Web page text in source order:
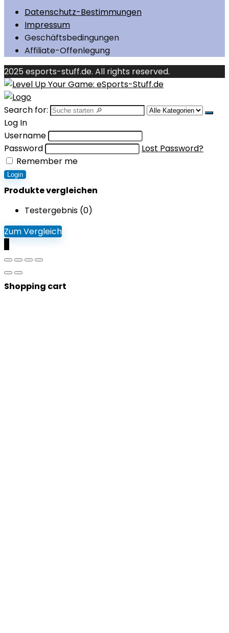
Datenschutz-Bestimmungen
Impressum
Geschäftsbedingungen
Affiliate-Offenlegung
2025 esports-stuff.de. All rights reserved.
Search for:
Log In
Username
Password
Lost Password?
Remember me
Login
Produkte vergleichen
Testergebnis (0)
Zum Vergleich
Shopping cart